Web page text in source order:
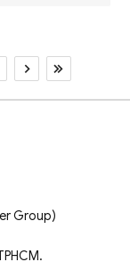
Group)